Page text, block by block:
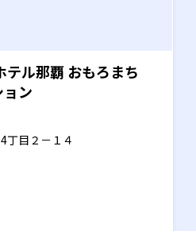
ル那覇 おもろまち
ン
丁目２－１４